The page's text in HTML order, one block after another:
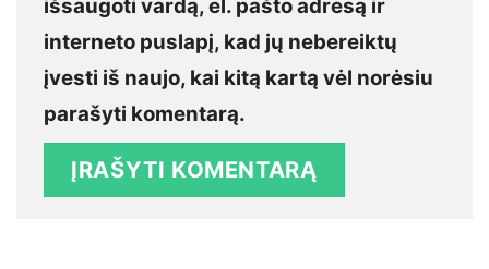
išsaugoti vardą, el. pašto adresą ir
interneto puslapį, kad jų nebereiktų
įvesti iš naujo, kai kitą kartą vėl norėsiu
parašyti komentarą.